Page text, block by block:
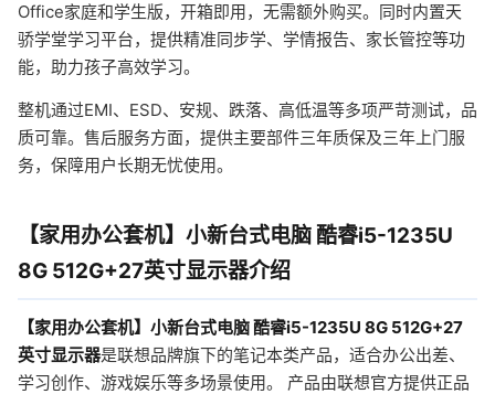
Office家庭和学生版，开箱即用，无需额外购买。同时内置天
骄学堂学习平台，提供精准同步学、学情报告、家长管控等功
能，助力孩子高效学习。
整机通过EMI、ESD、安规、跌落、高低温等多项严苛测试，品
质可靠。售后服务方面，提供主要部件三年质保及三年上门服
务，保障用户长期无忧使用。
【家用办公套机】小新台式电脑 酷睿i5-1235U
8G 512G+27英寸显示器介绍
【家用办公套机】小新台式电脑 酷睿i5-1235U 8G 512G+27
英寸显示器是联想品牌旗下的笔记本类产品，适合办公出差、
学习创作、游戏娱乐等多场景使用。 产品由联想官方提供正品